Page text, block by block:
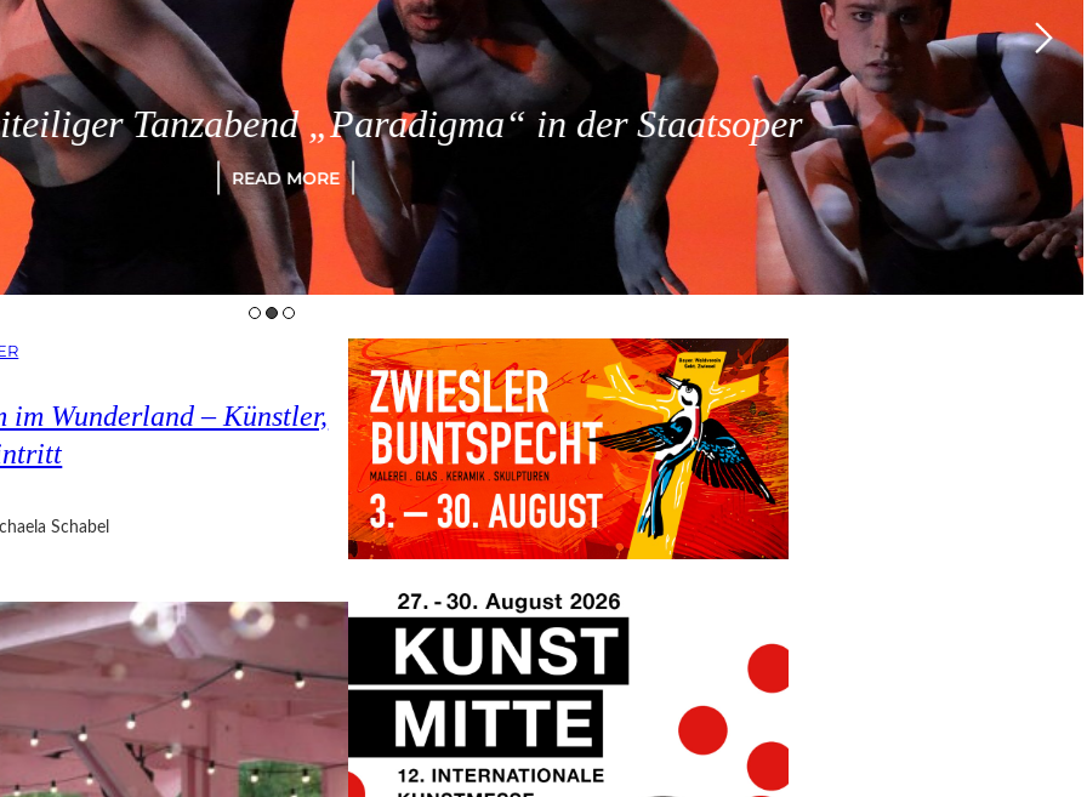
Tanzabend „Paradigma“ in der Staatsoper
READ MORE
im Wunderland – Künstler,
Schabel